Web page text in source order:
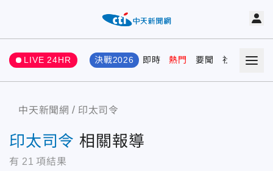
LIVE 24HR 決戰2026 即時 熱門 要聞 社會 娛樂
中天新聞網 印太司令
印太司令 相關報導
有 21 項結果